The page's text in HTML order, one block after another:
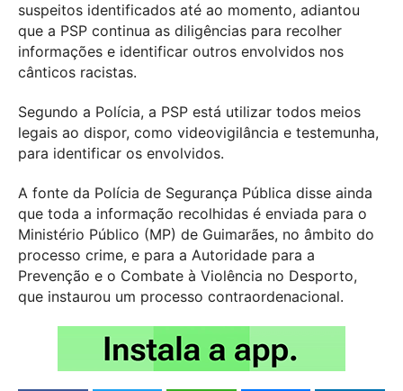
suspeitos identificados até ao momento, adiantou
que a PSP continua as diligências para recolher
informações e identificar outros envolvidos nos
cânticos racistas.
Segundo a Polícia, a PSP está utilizar todos meios
legais ao dispor, como videovigilância e testemunha,
para identificar os envolvidos.
A fonte da Polícia de Segurança Pública disse ainda
que toda a informação recolhidas é enviada para o
Ministério Público (MP) de Guimarães, no âmbito do
processo crime, e para a Autoridade para a
Prevenção e o Combate à Violência no Desporto,
que instaurou um processo contraordenacional.